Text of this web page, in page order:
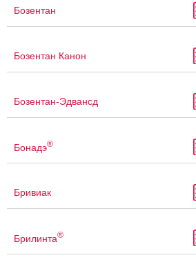
Бозентан
Бозентан Канон
Бозентан-Эдвансд
Бонадэ®
Бривиак
Брилинта®